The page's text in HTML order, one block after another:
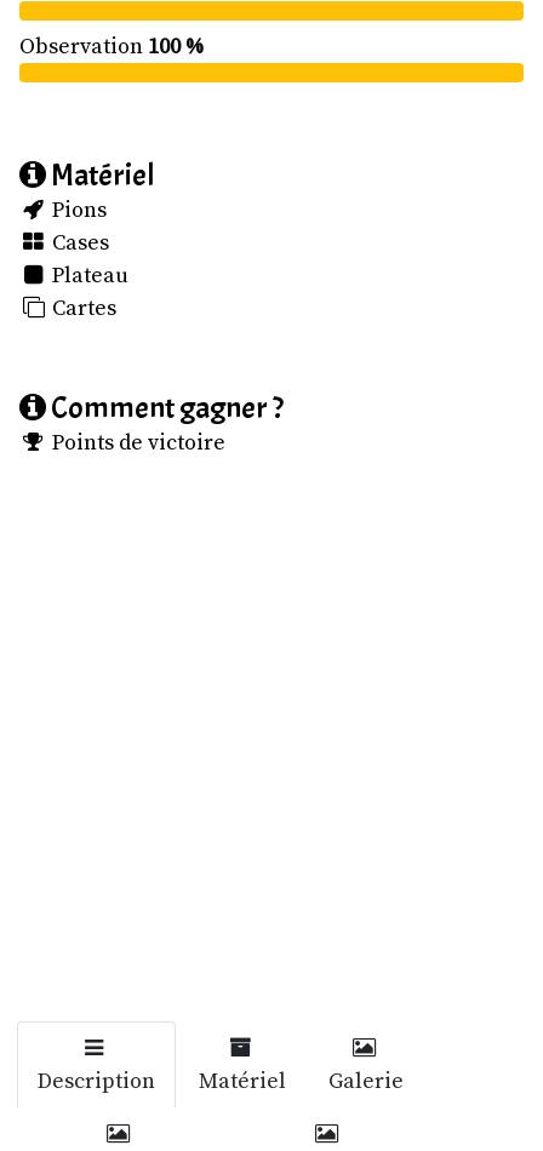
Observation 100 %
Matériel
Pions
Cases
Plateau
Cartes
Comment gagner ?
Points de victoire
Description Matériel Galerie